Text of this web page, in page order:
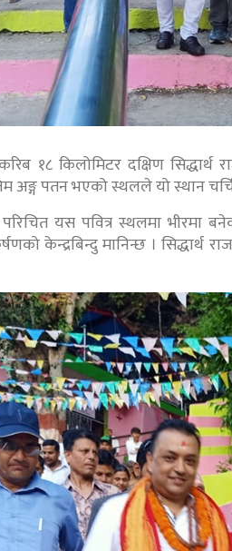
१८ किलोमिटर दक्षिण सिद्धार्थ
अङ्ग पतन भएको स्थलले यो स्थान
परिचित यस पवित्र स्थलमा भीरमा
केन्द्रबिन्दु मानिन्छ । सिद्धार्थ